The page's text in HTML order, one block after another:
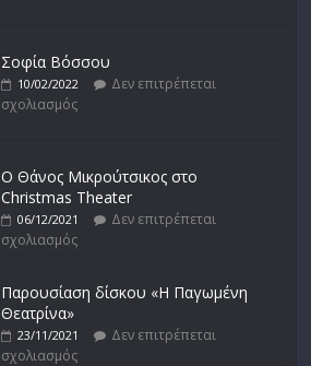
Σοφία Βόσσου
10/02/2022
Δεν επιτρέπεται
σχολιασμός
Ο Θάνος Μικρούτσικος στο
Christmas Theater
06/12/2021
Δεν επιτρέπεται
σχολιασμός
Παρουσίαση δίσκου «Η Παγωμένη
Θεατρίνα»
23/11/2021
Δεν επιτρέπεται
σχολιασμός